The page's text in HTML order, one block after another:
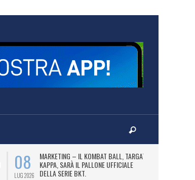
08
LUG 2026
MARKETING – IL KOMBAT BALL, TARGATO
KAPPA, SARÀ IL PALLONE UFFICIALE
DELLA SERIE BKT.